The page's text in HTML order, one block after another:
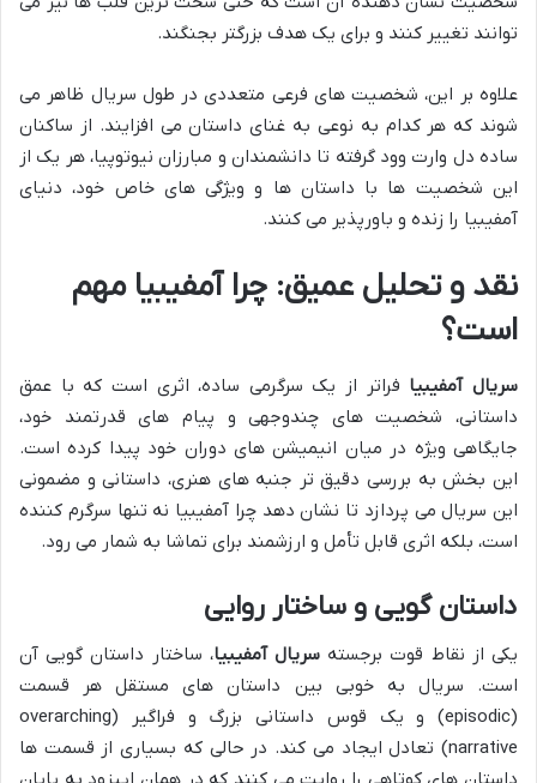
توانند تغییر کنند و برای یک هدف بزرگتر بجنگند.
علاوه بر این، شخصیت های فرعی متعددی در طول سریال ظاهر می
شوند که هر کدام به نوعی به غنای داستان می افزایند. از ساکنان
ساده دل وارت وود گرفته تا دانشمندان و مبارزان نیوتوپیا، هر یک از
این شخصیت ها با داستان ها و ویژگی های خاص خود، دنیای
آمفیبیا را زنده و باورپذیر می کنند.
نقد و تحلیل عمیق: چرا آمفیبیا مهم
است؟
سریال آمفیبیا فراتر از یک سرگرمی ساده، اثری است که با عمق
داستانی، شخصیت های چندوجهی و پیام های قدرتمند خود،
جایگاهی ویژه در میان انیمیشن های دوران خود پیدا کرده است.
این بخش به بررسی دقیق تر جنبه های هنری، داستانی و مضمونی
این سریال می پردازد تا نشان دهد چرا آمفیبیا نه تنها سرگرم کننده
است، بلکه اثری قابل تأمل و ارزشمند برای تماشا به شمار می رود.
داستان گویی و ساختار روایی
یکی از نقاط قوت برجسته سریال آمفیبیا، ساختار داستان گویی آن
است. سریال به خوبی بین داستان های مستقل هر قسمت
(episodic) و یک قوس داستانی بزرگ و فراگیر (overarching
narrative) تعادل ایجاد می کند. در حالی که بسیاری از قسمت ها